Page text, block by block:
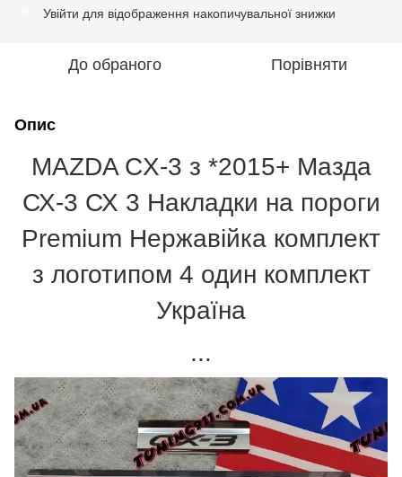
Увійти для відображення накопичувальної знижки
До обраного Порівняти
Опис
MAZDA CX-3 з *2015+ Мазда
СХ-3 СХ 3 Накладки на пороги
Premium Нержавійка комплект
з логотипом 4 один комплект
Україна
...